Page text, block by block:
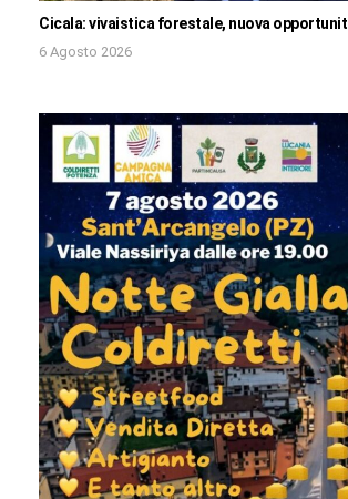
Cicala: vivaistica forestale, nuova
6 Agosto 2026